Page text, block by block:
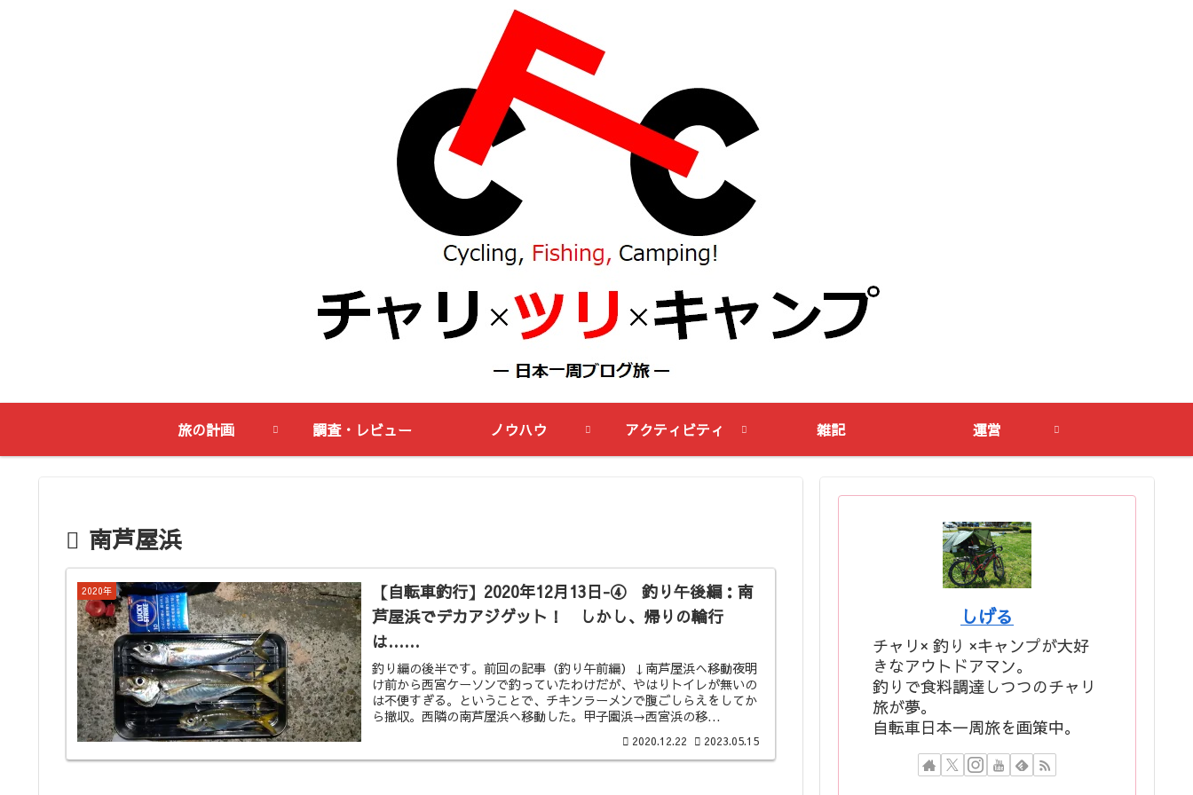
旅の計画 調査・レビュー ノウハウ アクティビティ 雑記 運営
南芦屋浜
2020年
【自転車釣行】2020年12月13日-④ 釣り午後編：南
芦屋浜でデカアジゲット！ しかし、帰りの輪行
は……
釣り編の後半です。前回の記事（釣り午前編）↓南芦屋浜へ移動夜明
け前から西宮ケーソンで釣っていたわけだが、やはりトイレが無いの
は不便すぎる。ということで、チキンラーメンで腹ごしらえをしてか
ら撤収。西隣の南芦屋浜へ移動した。甲子園浜→西宮浜の移...
2020.12.22 2023.05.15
しげる
チャリ× 釣り ×キャンプが大好
きなアウトドアマン。
釣りで食料調達しつつのチャリ
旅が夢。
自転車日本一周旅を画策中。